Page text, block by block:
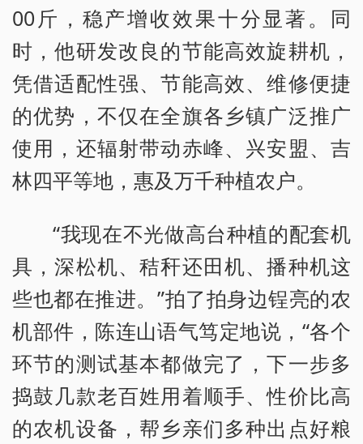
00斤，稳产增收效果十分显著。同
时，他研发改良的节能高效旋耕机，
凭借适配性强、节能高效、维修便捷
的优势，不仅在全旗各乡镇广泛推广
使用，还辐射带动赤峰、兴安盟、吉
林四平等地，惠及万千种植农户。
“我现在不光做高台种植的配套机
具，深松机、秸秆还田机、播种机这
些也都在推进。”拍了拍身边锃亮的农
机部件，陈连山语气笃定地说，“各个
环节的测试基本都做完了，下一步多
捣鼓几款老百姓用着顺手、性价比高
的农机设备，帮乡亲们多种出点好粮